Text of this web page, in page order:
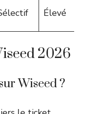
Élevé
2026
Wiseed ?